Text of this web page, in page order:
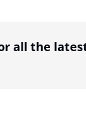
all the